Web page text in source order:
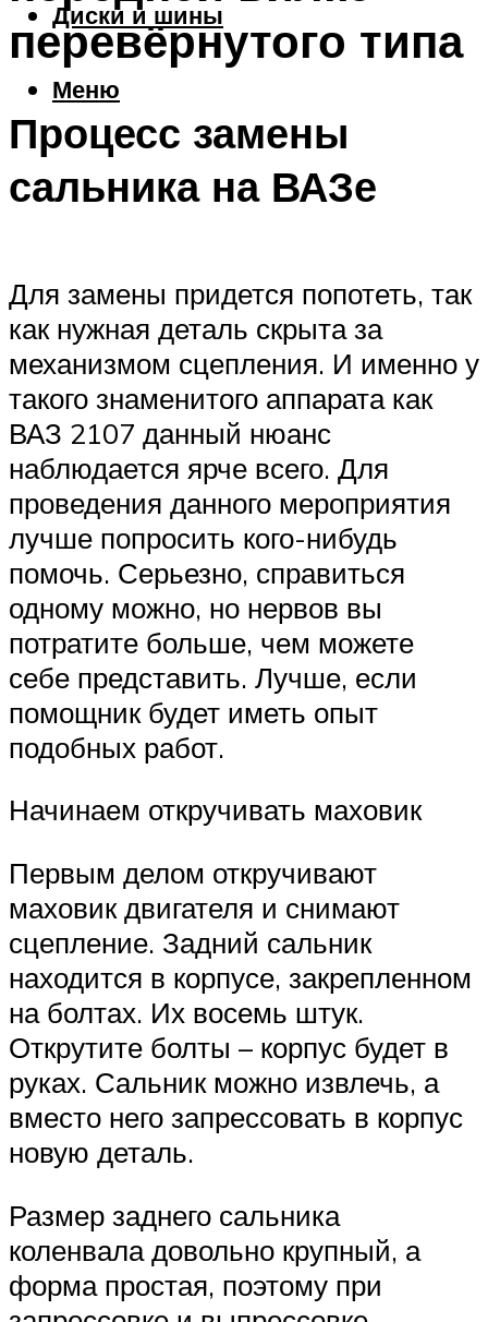
Диски и шины
Меню
перевёрнутого типа
Процесс замены
сальника на ВАЗе
Для замены придется попотеть, так
как нужная деталь скрыта за
механизмом сцепления. И именно у
такого знаменитого аппарата как
ВАЗ 2107 данный нюанс
наблюдается ярче всего. Для
проведения данного мероприятия
лучше попросить кого-нибудь
помочь. Серьезно, справиться
одному можно, но нервов вы
потратите больше, чем можете
себе представить. Лучше, если
помощник будет иметь опыт
подобных работ.
Начинаем откручивать маховик
Первым делом откручивают
маховик двигателя и снимают
сцепление. Задний сальник
находится в корпусе, закрепленном
на болтах. Их восемь штук.
Открутите болты – корпус будет в
руках. Сальник можно извлечь, а
вместо него запрессовать в корпус
новую деталь.
Размер заднего сальника
коленвала довольно крупный, а
форма простая, поэтому при